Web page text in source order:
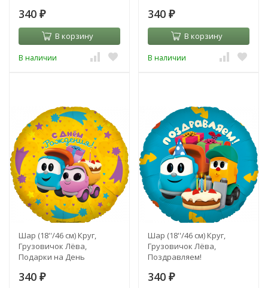
340 ₽
В корзину
В наличии
340 ₽
В корзину
В наличии
Шар (18''/46 см) Круг,
Грузовичок Лёва,
Подарки на День
340 ₽
Шар (18''/46 см) Круг,
Грузовичок Лёва,
Поздравляем!
340 ₽